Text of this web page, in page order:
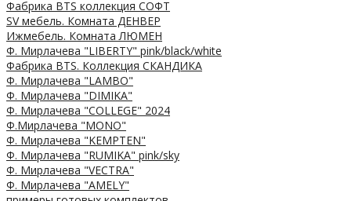
Фабрика BTS коллекция СОФТ
SV мебель. Комната ДЕНВЕР
Ижмебель. Комната ЛЮМЕН
Ф. Мирлачева "LIBERTY" pink/black/white
Фабрика BTS. Коллекция СКАНДИКА
Ф. Мирлачева "LAMBO"
Ф. Мирлачева "DIMIKA"
Ф. Мирлачева "COLLEGE" 2024
Ф.Мирлачева "MONO"
Ф. Мирлачева "KEMPTEN"
Ф. Мирлачева "RUMIKA" pink/sky
Ф. Мирлачева "VECTRA"
Ф. Мирлачева "AMELY"